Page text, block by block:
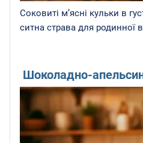
Соковиті м’ясні кульки в
ситна страва для родинної
Шоколадно-